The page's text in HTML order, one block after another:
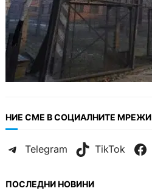
НИЕ СМЕ В СОЦИАЛНИТЕ МРЕЖИ
Telegram TikTok
ПОСЛЕДНИ НОВИНИ